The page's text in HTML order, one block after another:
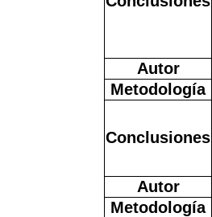
Autor
Metodología
Conclusiones
Autor
Metodología